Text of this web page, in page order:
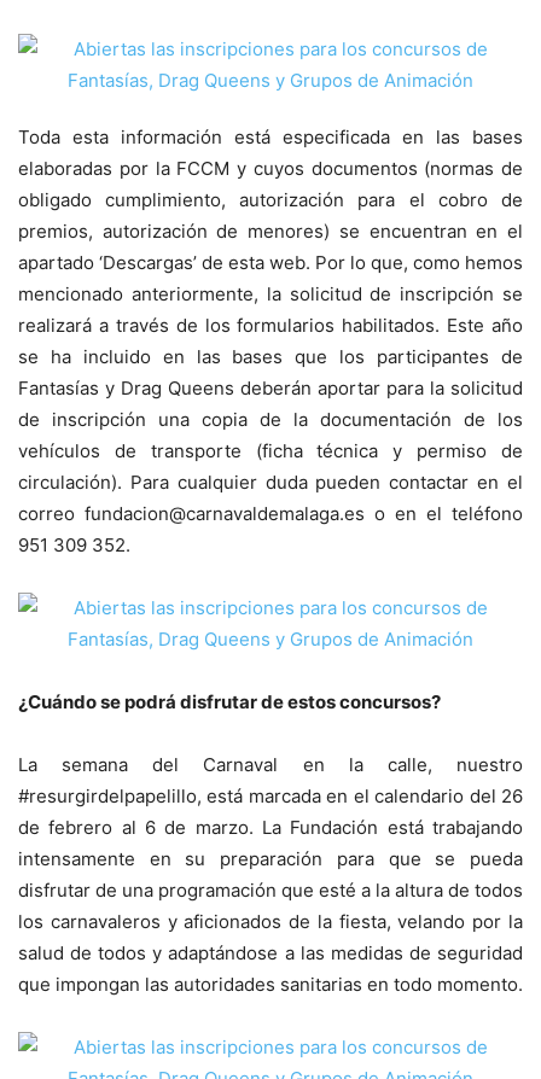
Toda esta información está especificada en las bases
elaboradas por la FCCM y cuyos documentos (normas de
obligado cumplimiento, autorización para el cobro de
premios, autorización de menores) se encuentran en el
apartado ‘Descargas’ de esta web. Por lo que, como hemos
mencionado anteriormente, la solicitud de inscripción se
realizará a través de los formularios habilitados. Este año
se ha incluido en las bases que los participantes de
Fantasías y Drag Queens deberán aportar para la solicitud
de inscripción una copia de la documentación de los
vehículos de transporte (ficha técnica y permiso de
circulación). Para cualquier duda pueden contactar en el
correo fundacion@carnavaldemalaga.es o en el teléfono
951 309 352.
¿Cuándo se podrá disfrutar de estos concursos?
La semana del Carnaval en la calle, nuestro
#resurgirdelpapelillo, está marcada en el calendario del 26
de febrero al 6 de marzo. La Fundación está trabajando
intensamente en su preparación para que se pueda
disfrutar de una programación que esté a la altura de todos
los carnavaleros y aficionados de la fiesta, velando por la
salud de todos y adaptándose a las medidas de seguridad
que impongan las autoridades sanitarias en todo momento.